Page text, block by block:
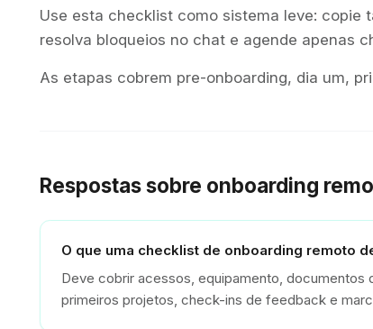
Use esta checklist como sistema leve: copie
resolva bloqueios no chat e agende apenas
As etapas cobrem pre-onboarding, dia um,
Respostas sobre onboarding
O que uma checklist de onboarding remoto
Deve cobrir acessos, equipamento, documentos
primeiros projetos, check-ins de feedback e